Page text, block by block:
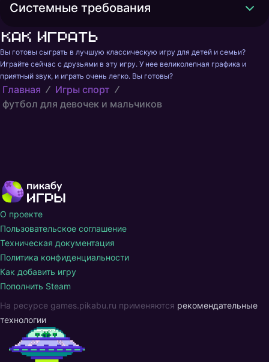
Системные требования
Как играть
Вы готовы сыграть в лучшую классическую игру для детей и семьи?
Играйте сейчас с друзьями в эту игру. У нее великолепная графика и
приятный звук, и играть очень легко. Вы готовы?
Главная
Игры спорт
футбол для девочек и мальчиков
О проекте
Пользовательское соглашение
Техническая документация
Политика конфиденциальности
Как добавить игру
Пополнить Steam
На ресурсе games.pikabu.ru применяются рекомендательные
технологии